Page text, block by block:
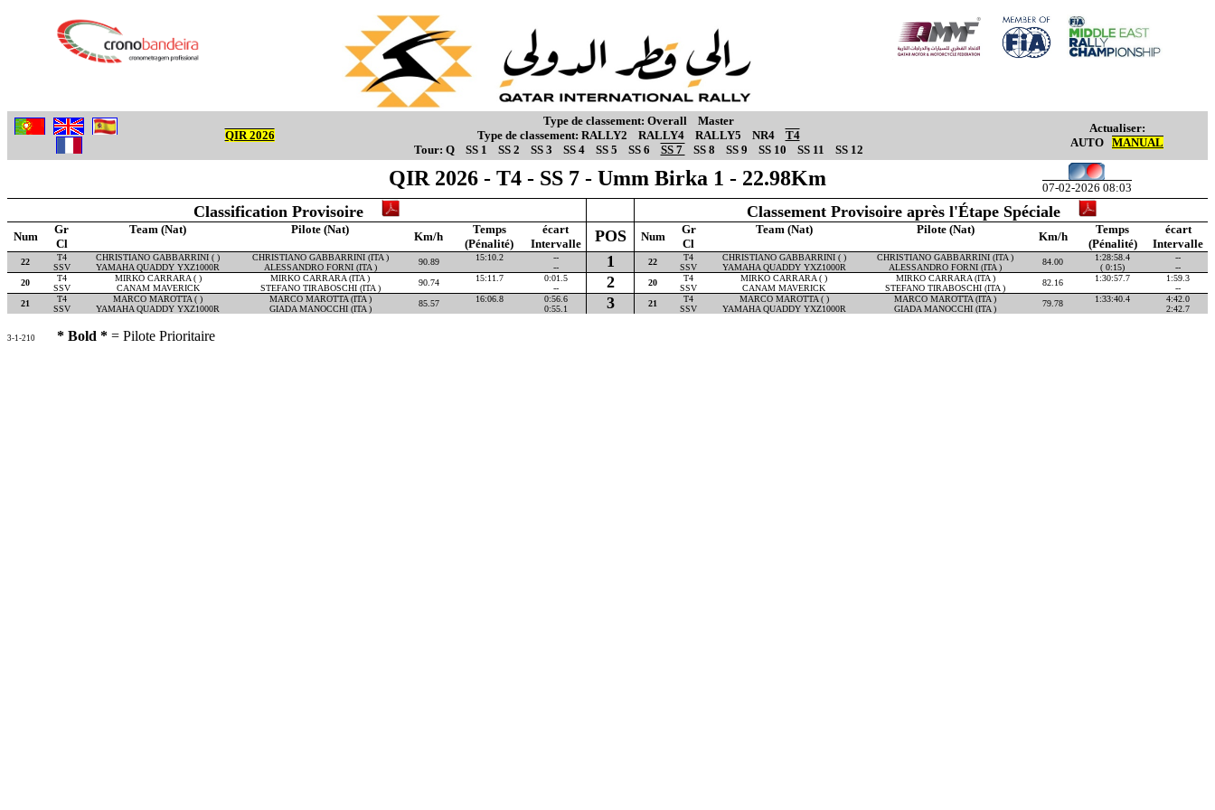
QIR 2026
Type de classement: Overall
Master
Type de classement: RALLY2 RALLY4 RALLY5 NR4
T4
Tour: Q SS 1 SS 2 SS 3 SS 4 SS 5 SS 6 SS 7 SS 8 SS 9 SS 10 SS 11 SS 12
Actualiser:
AUTO MANUAL
QIR 2026 - T4 - SS 7 - Umm Birka 1 - 22.98Km 07-02-2026 08:03
Classification Provisoire Classement Provisoire après l'Étape Spéciale
Num
Gr Team (Nat) Pilote (Nat)
Km/h
Temps écart POS Num
Gr Team (Nat) Pilote (Nat)
Km/h
Temps
écart
Cl
(Pénalité) Intervalle Cl (Pénalité) Intervalle
22 T4 CHRISTIANO GABBARRINI ( ) CHRISTIANO GABBARRINI (ITA ) 90.89 15:10.2 -- 1 22 T4 CHRISTIANO GABBARRINI ( ) CHRISTIANO GABBARRINI (ITA ) 84.00 1:28:58.4
--
SSV
YAMAHA QUADDY YXZ1000R ALESSANDRO FORNI (ITA ) -- SSV YAMAHA QUADDY YXZ1000R ALESSANDRO FORNI (ITA ) ( 0:15)
--
20
T4 MIRKO CARRARA ( ) MIRKO CARRARA (ITA ) 90.74 15:11.7 0:01.5 2 20 T4 MIRKO CARRARA ( ) MIRKO CARRARA (ITA ) 82.16 1:30:57.7
1:59.3
SSV
CANAM MAVERICK STEFANO TIRABOSCHI (ITA ) -- SSV CANAM MAVERICK STEFANO TIRABOSCHI (ITA )
--
21
T4 MARCO MAROTTA ( ) MARCO MAROTTA (ITA ) 85.57 16:06.8 0:56.6 3 21 T4 MARCO MAROTTA ( ) MARCO MAROTTA (ITA ) 79.78 1:33:40.4
4:42.0
SSV
YAMAHA QUADDY YXZ1000R GIADA MANOCCHI (ITA ) 0:55.1 SSV YAMAHA QUADDY YXZ1000R GIADA MANOCCHI (ITA ) 2:42.7
3-1-210 * Bold * = Pilote Prioritaire